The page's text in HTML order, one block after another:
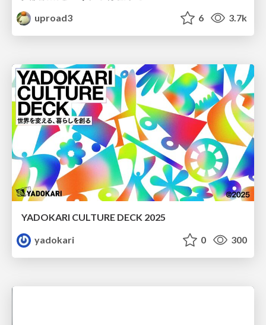
uproad3
6 3.7k
YADOKARI CULTURE DECK 2025
yadokari
0 300